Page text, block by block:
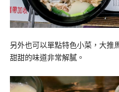
另外也可以單點特色小菜，大推
甜甜的味道非常解膩。